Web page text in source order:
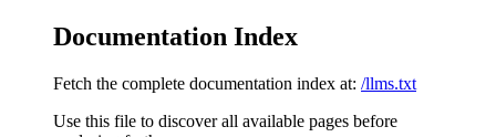
Documentation Index
Fetch the complete documentation index at: /llms.txt
Use this file to discover all available pages before